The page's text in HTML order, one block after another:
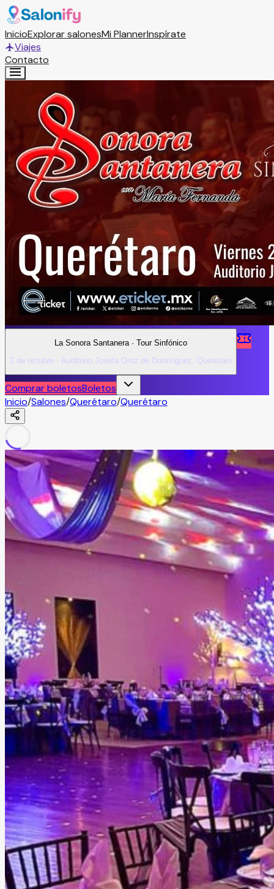
InicioExplorar salonesMi PlannerInspírate
Viajes
Contacto
La Sonora Santanera · Tour Sinfónico
2 de octubre · Auditorio Josefa Ortiz de Domínguez, Querétaro
Comprar boletosBoletos
Inicio/Salones/Querétaro/Querétaro